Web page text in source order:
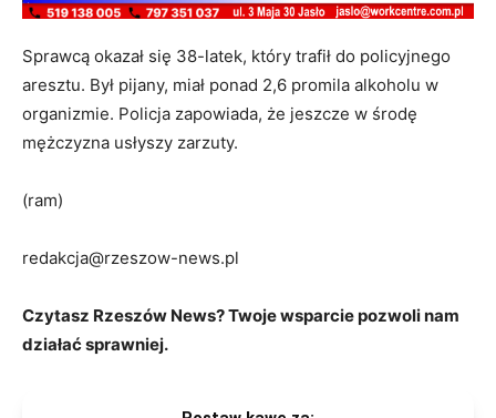
Sprawcą okazał się 38-latek, który trafił do policyjnego
aresztu. Był pijany, miał ponad 2,6 promila alkoholu w
organizmie. Policja zapowiada, że jeszcze w środę
mężczyzna usłyszy zarzuty.
(ram)
redakcja@rzeszow-news.pl
Czytasz Rzeszów News? Twoje wsparcie pozwoli nam
działać sprawniej.